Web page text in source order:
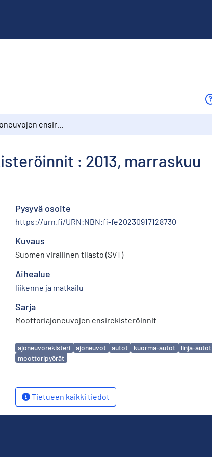
: 2013, marraskuu
Pysyvä osoite
https://urn.fi/URN:NBN:fi-fe20230917128730
Kuvaus
Suomen virallinen tilasto (SVT)
Aihealue
liikenne ja matkailu
Sarja
Moottoriajoneuvojen ensirekisteröinnit
Avainsanat
ajoneuvorekisteri ajoneuvot autot kuorma-autot linja-autot
moottoripyörät
Tietueen kaikki tiedot